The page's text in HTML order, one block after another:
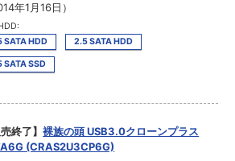
年1月16日）
SATA HDD
2.5 SATA HDD
SATA SSD
売終了】裸族の頭 USB3.0クローンプラス
(CRAS2U3CP6G)